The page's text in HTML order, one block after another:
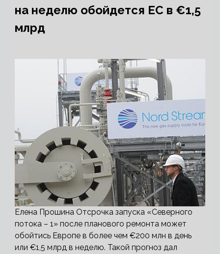
на неделю обойдется ЕС в €1,5
млрд
Елена Прошина Отсрочка запуска «Северного
потока – 1» после планового ремонта может
обойтись Европе в более чем €200 млн в день
или €1,5 млрд в неделю. Такой прогноз дал